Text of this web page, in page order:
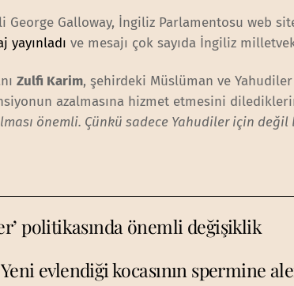
Galloway, İngiliz Parlamentosu web
yayınladı ve mesajı çok sayıda İngiliz
Zulfi Karim, şehirdeki Müslüman ve Yahudiler
azalmasına hizmet etmesini
önemli. Çünkü sadece Yahudiler için
politikasında önemli değişiklik
Yeni evlendiği kocasının spermine